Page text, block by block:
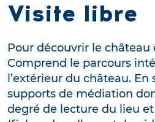
Visite libre
Pour découvrir le
Comprend le parcours
l’extérieur du château.
supports de médiation
degré de lecture du lieu